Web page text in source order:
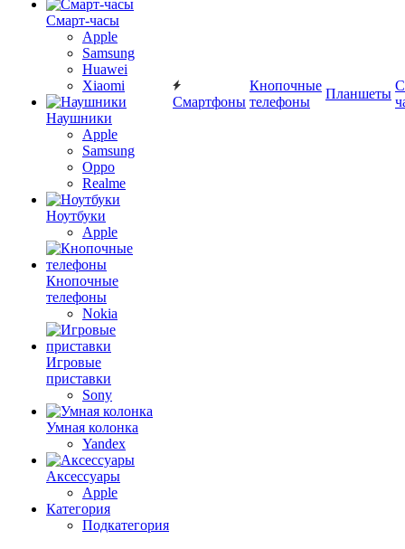
Смарт-часы
Apple
Samsung
Huawei
Xiaomi
Наушники
Apple
Samsung
Oppo
Realme
Ноутбуки
Apple
Кнопочные
телефоны
Nokia
Игровые
приставки
Sony
Умная колонка
Yandex
Аксессуары
Apple
Категория
Подкатегория
Смартфоны
Кнопочные
телефоны
Планшеты